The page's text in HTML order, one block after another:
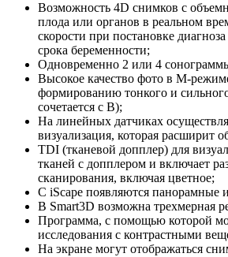
Возможность 4D снимков с
плода или органов в реальном
скорости при постановке
срока беременности;
Одновременно 2 или 4
Высокое качество фото в М-
формированию тонкого и
сочетается с В);
На линейных датчиках
визуализация, которая расширит
TDI (тканевой допплер) для
тканей с допплером и включает
сканирования, включая цветное;
С iScape появляются панорамные
В Smart3D возможна трехмерная
Программа, с помощью которой
исследования с контрастными
На экране могут отображаться